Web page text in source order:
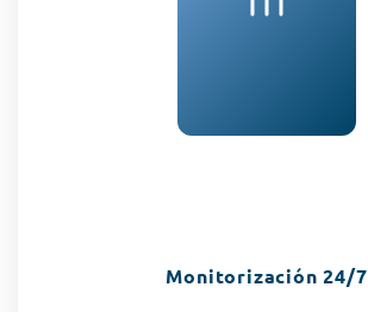
Monitorización 24/7